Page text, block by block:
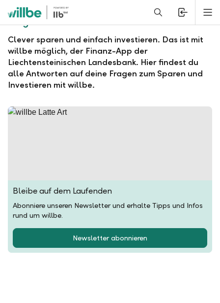
Alerts.Headline
Fragen und Antworten zu willbe
Clever sparen und einfach investieren. Das ist mit
willbe möglich, der Finanz-App der
Liechtensteinischen Landesbank. Hier findest du
alle Antworten auf deine Fragen zum Sparen und
Investieren mit willbe.
Bleibe auf dem Laufenden
Abonniere unseren Newsletter und erhalte Tipps und Infos
rund um willbe.
Newsletter abonnieren